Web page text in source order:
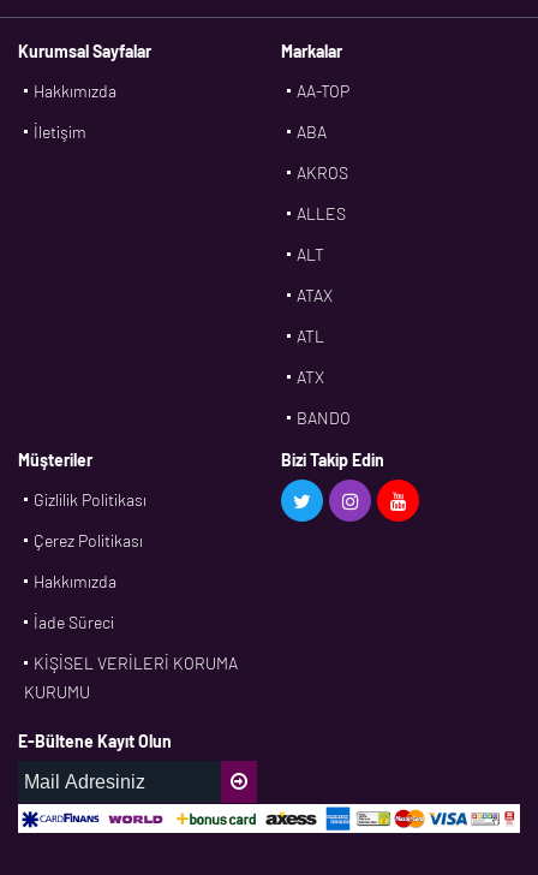
Kurumsal Sayfalar
Hakkımızda
İletişim
Markalar
AA-TOP
ABA
AKROS
ALLES
ALT
ATAX
ATL
ATX
BANDO
BMS
CDF
DPH
Müşteriler
Gizlilik Politikası
Çerez Politikası
Hakkımızda
İade Süreci
KİŞİSEL VERİLERİ KORUMA
KURUMU
Bizi Takip Edin
E-Bültene Kayıt Olun